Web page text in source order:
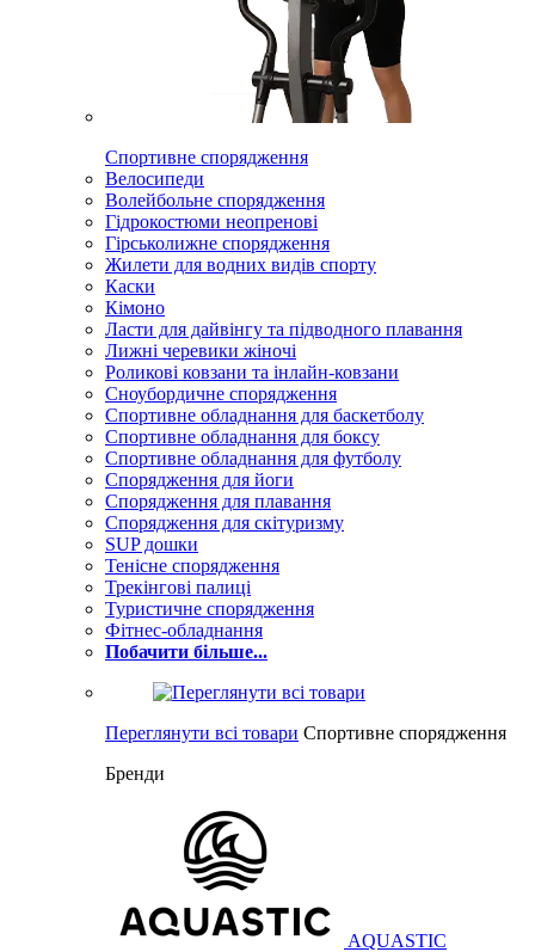
Спортивне спорядження
Велосипеди
Волейбольне спорядження
Гідрокостюми неопренові
Гірськолижне спорядження
Жилети для водних видів спорту
Каски
Кімоно
Ласти для дайвінгу та підводного плавання
Лижні черевики жіночі
Роликові ковзани та інлайн-ковзани
Сноубордичне спорядження
Спортивне обладнання для баскетболу
Спортивне обладнання для боксу
Спортивне обладнання для футболу
Спорядження для йоги
Спорядження для плавання
Спорядження для скітуризму
SUP дошки
Тенісне спорядження
Трекінгові палиці
Туристичне спорядження
Фітнес-обладнання
Побачити більше...
Переглянути всі товари Спортивне спорядження
Бренди
AQUASTIC